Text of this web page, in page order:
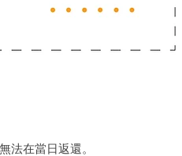
法在當日返還。